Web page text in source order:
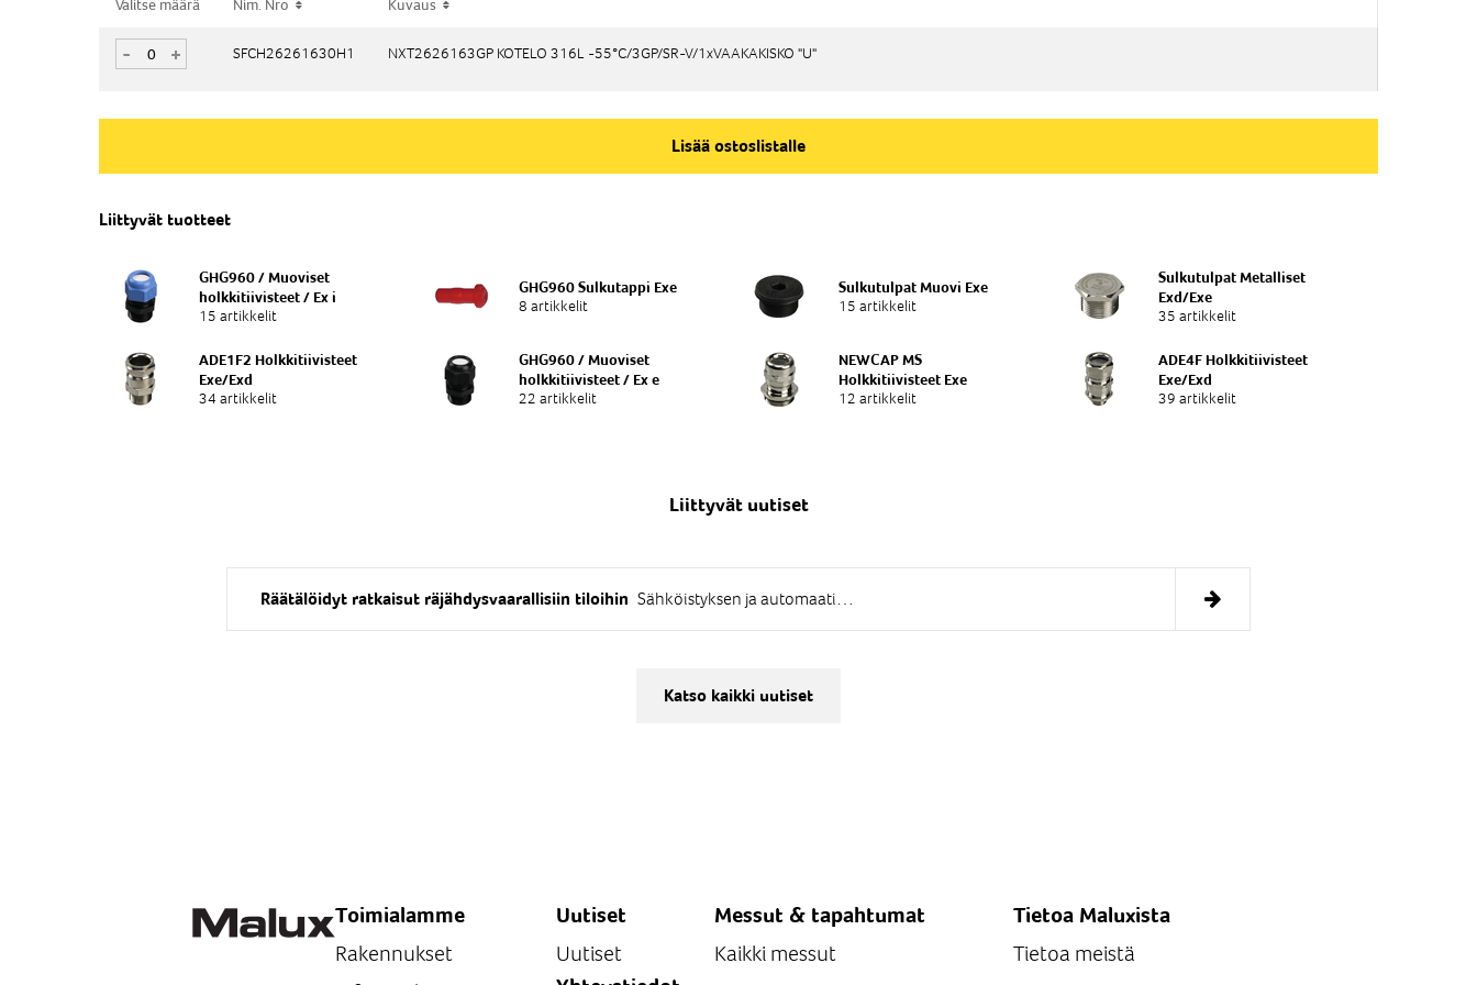
Valitse määrä Nim. Nro Kuvaus
+
- SFCH26261630H1 NXT2626163GP KOTELO 316L -55°C/3GP/SR-V/1xVAAKAKISKO "U"
Valitse määrä Nim. Nro Kuvaus
+
- SFCH26261630H1 NXT2626163GP KOTELO 316L -55°C/3GP/SR-V/1xVAAKAKISKO "U"
Lisää ostoslistalle
Liittyvät tuotteet
GHG960 / Muoviset
holkkitiivisteet / Ex i
15 artikkelit
GHG960 Sulkutappi Exe
8 artikkelit
Sulkutulpat Muovi Exe
15 artikkelit
Sulkutulpat Metalliset
Exd/Exe
35 artikkelit
ADE1F2 Holkkitiivisteet
Exe/Exd
34 artikkelit
GHG960 / Muoviset
holkkitiivisteet / Ex e
22 artikkelit
NEWCAP MS
Holkkitiivisteet Exe
12 artikkelit
ADE4F Holkkitiivisteet
Exe/Exd
39 artikkelit
Liittyvät uutiset
Räätälöidyt ratkaisut räjähdysvaarallisiin tiloihin Sähköistyksen ja automaation liitäntäkotelot ja ohjauskotelot täsmäratkaisuna CAP-sertifioidusta (Certified Assembly Partner) valmistuspalvelustamme
Katso kaikki uutiset
Toimialamme
Rakennukset
Uutiset
Uutiset
Messut & tapahtumat
Kaikki messut
Tietoa Maluxista
Tietoa meistä